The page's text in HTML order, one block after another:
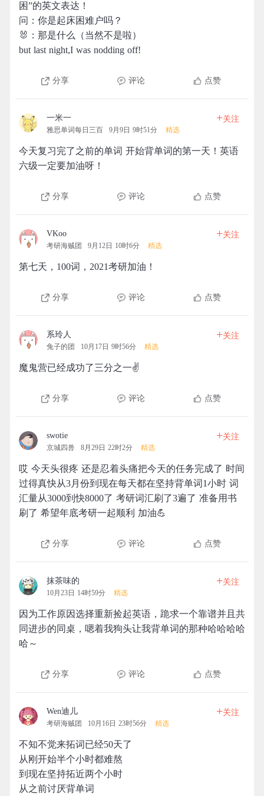
困”的英文表达！
问：你是起床困难户吗？
🐰：那是什么（当然不是啦）
but last night,I was nodding off!
分享 评论 点赞
一米一
雅思单词每日三百 9月9日 9时51分 精选
+关注
今天复习完了之前的单词 开始背单词的第一天！英语
六级一定要加油呀！
分享 评论 点赞
VKoo
考研海贼团 9月12日 10时6分 精选
+关注
第七天，100词，2021考研加油！
分享 评论 点赞
系玲人
兔子的团 10月17日 9时56分 精选
+关注
魔鬼营已经成功了三分之一✌️
分享 评论 点赞
swotie
京城四兽 8月29日 22时2分 精选
+关注
哎 今天头很疼 还是忍着头痛把今天的任务完成了 时间
过得真快从3月份到现在每天都在坚持背单词1小时 词
汇量从3000到快8000了 考研词汇刷了3遍了 准备用书
刷了 希望年底考研一起顺利 加油💪
分享 评论 点赞
抹茶味的
10月23日 14时59分 精选
+关注
因为工作原因选择重新捡起英语，跪求一个靠谱并且共
同进步的同桌，嗯着我狗头让我背单词的那种哈哈哈哈
哈～
分享 评论 点赞
Wen迪儿
考研海贼团 10月16日 23时56分 精选
+关注
不知不觉来拓词已经50天了
从刚开始半个小时都难熬
到现在坚持拓近两个小时
从之前讨厌背单词